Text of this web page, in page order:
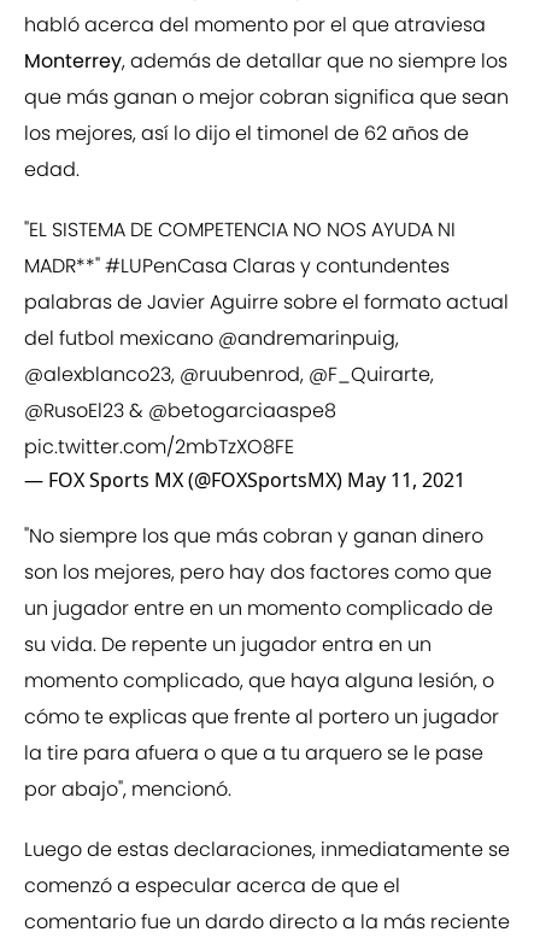
habló acerca del momento por el que atraviesa
Monterrey, además de detallar que no siempre los
que más ganan o mejor cobran significa que sean
los mejores, así lo dijo el timonel de 62 años de
edad.
"EL SISTEMA DE COMPETENCIA NO NOS AYUDA NI
MADR**"#LUPenCasa Claras y contundentes
palabras de Javier Aguirre sobre el formato actual
del futbol mexicano @andremarinpuig,
@alexblanco23, @ruubenrod, @F_Quirarte,
@RusoEl23& @betogarciaaspe8
pic.twitter.com/2mbTzXO8FE
— FOX Sports MX (@FOXSportsMX) May 11, 2021
"No siempre los que más cobran y ganan dinero
son los mejores, pero hay dos factores como que
un jugador entre en un momento complicado de
su vida. De repente un jugador entra en un
momento complicado, que haya alguna lesión, o
cómo te explicas que frente al portero un jugador
la tire para afuera o que a tu arquero se le pase
por abajo", mencionó.
Luego de estas declaraciones, inmediatamente se
comenzó a especular acerca de que el
comentario fue un dardo directo a la más reciente